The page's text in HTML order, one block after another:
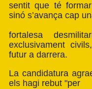
sentit que té
sinó s’avança cap
fortalesa
exclusivament
futur a darrera.
La candidatura
els hagi rebut "per